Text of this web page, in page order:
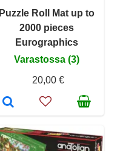
Puzzle Roll Mat up to
2000 pieces
Eurographics
Varastossa (3)
20,00 €